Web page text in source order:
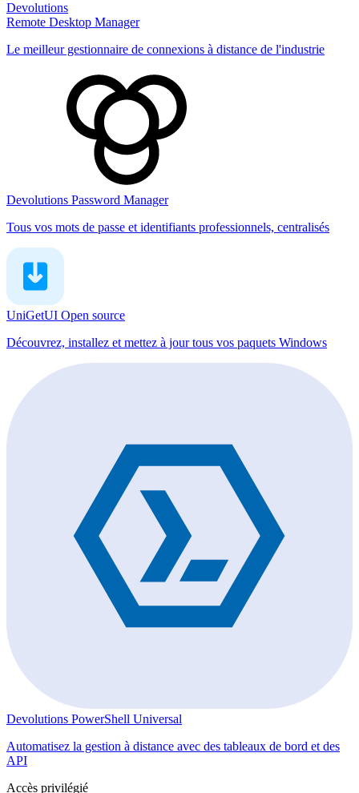
Devolutions
Remote Desktop Manager
Le meilleur gestionnaire de connexions à distance de l'industrie
Devolutions Password Manager
Tous vos mots de passe et identifiants professionnels, centralisés
UniGetUI Open source
Découvrez, installez et mettez à jour tous vos paquets Windows
Devolutions PowerShell Universal
Automatisez la gestion à distance avec des tableaux de bord et des
API
Accès privilégié